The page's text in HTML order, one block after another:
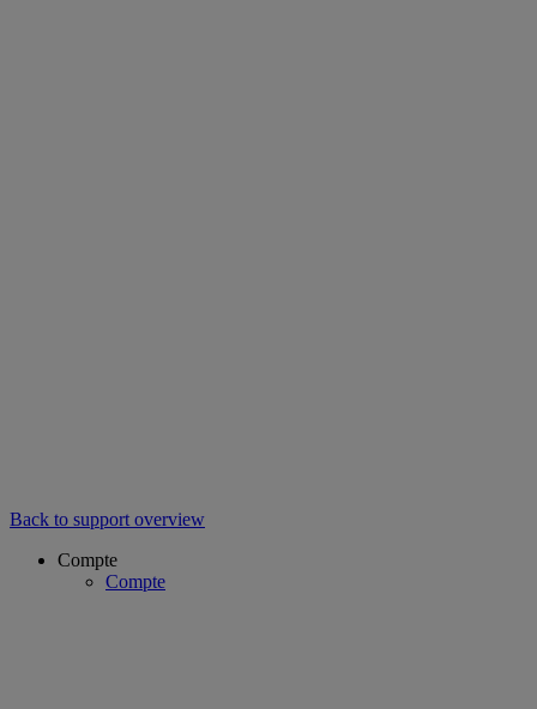
Back to support overview
Compte
Compte